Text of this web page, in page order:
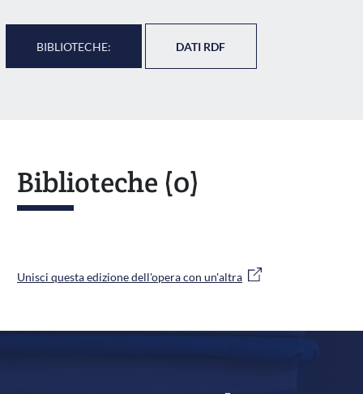
BIBLIOTECHE: DATI RDF
Biblioteche (0)
Unisci questa edizione dell'opera con un'altra